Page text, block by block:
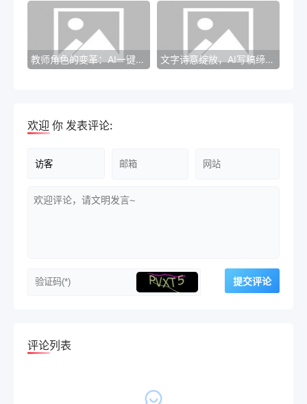
教师角色的变革：AI一键生成作文对教学方式的影响 文字诗意绽放，AI写稿缔造不朽之作！
欢迎 你 发表评论:
评论列表